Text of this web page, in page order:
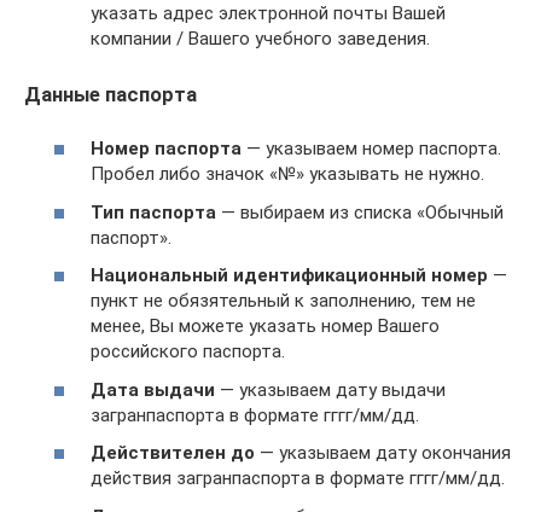
указать адрес электронной почты Вашей
компании / Вашего учебного заведения.
Данные паспорта
Номер паспорта — указываем номер паспорта.
Пробел либо значок «№» указывать не нужно.
Тип паспорта — выбираем из списка «Обычный
паспорт».
Национальный идентификационный номер —
пункт не обязятельный к заполнению, тем не
менее, Вы можете указать номер Вашего
российского паспорта.
Дата выдачи — указываем дату выдачи
загранпаспорта в формате гггг/мм/дд.
Действителен до — указываем дату окончания
действия загранпаспорта в формате гггг/мм/дд.